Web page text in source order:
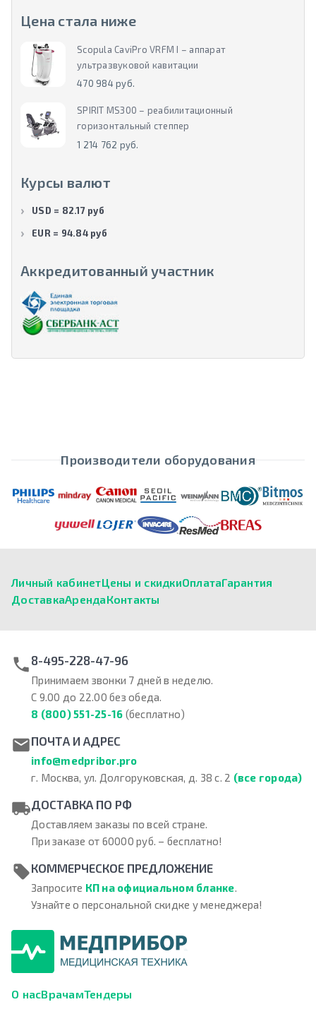
Цена стала ниже
Scopula CaviPro VRFM I – аппарат
ультразвуковой кавитации
470 984 руб.
SPIRIT MS300 – реабилитационный
горизонтальный степпер
1 214 762 руб.
Курсы валют
USD = 82.17 руб
EUR = 94.84 руб
Аккредитованный участник
Производители оборудования
Личный кабинетЦены и скидкиОплатаГарантия
ДоставкаАрендаКонтакты
8-495-228-47-96
Принимаем звонки 7 дней в неделю.
С 9.00 до 22.00 без обеда.
8 (800) 551-25-16 (бесплатно)
ПОЧТА И АДРЕС
info@medpribor.pro
г. Москва, ул. Долгоруковская, д. 38 с. 2 (все города)
ДОСТАВКА ПО РФ
Доставляем заказы по всей стране.
При заказе от 60000 руб. – бесплатно!
КОММЕРЧЕСКОЕ ПРЕДЛОЖЕНИЕ
Запросите КП на официальном бланке.
Узнайте о персональной скидке у менеджера!
О насВрачамТендеры